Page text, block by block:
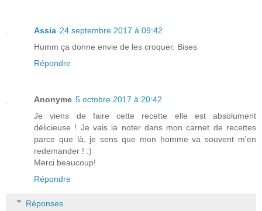
Assia 24 septembre 2017 à 09:42
Humm ça donne envie de les croquer. Bises
Répondre
Anonyme 5 octobre 2017 à 20:42
Je viens de faire cette recette elle est absolument
délicieuse ! Je vais la noter dans mon carnet de recettes
parce que là, je sens que mon homme va souvent m'en
redemander ! :)
Merci beaucoup!
Répondre
Réponses